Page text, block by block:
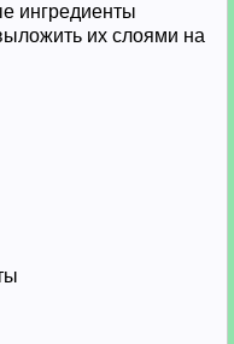
ингредиенты
их слоями на